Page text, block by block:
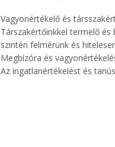
Vagyonértékelő és
Társzakértőinkkel termelő
szintén felmérünk és
Megbízóra és
Az ingatlanértékelést és